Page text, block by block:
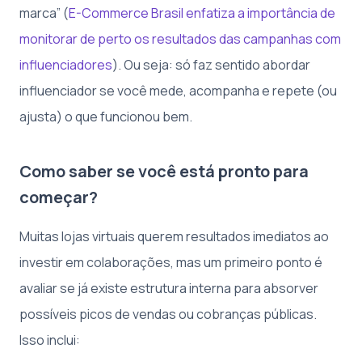
marca” (E-Commerce Brasil enfatiza a importância de
monitorar de perto os resultados das campanhas com
influenciadores). Ou seja: só faz sentido abordar
influenciador se você mede, acompanha e repete (ou
ajusta) o que funcionou bem.
Como saber se você está pronto para
começar?
Muitas lojas virtuais querem resultados imediatos ao
investir em colaborações, mas um primeiro ponto é
avaliar se já existe estrutura interna para absorver
possíveis picos de vendas ou cobranças públicas.
Isso inclui: